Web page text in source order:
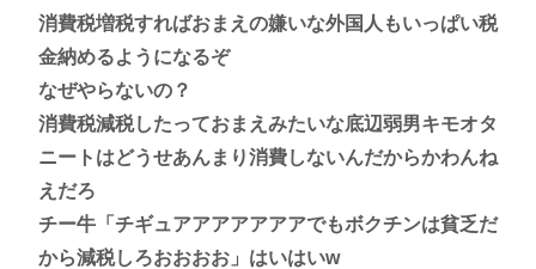
消費税増税すればおまえの嫌いな外国人もいっぱい税
金納めるようになるぞ
なぜやらないの？
消費税減税したっておまえみたいな底辺弱男キモオタ
ニートはどうせあんまり消費しないんだからかわんね
えだろ
チー牛「チギュアアアアアアアでもボクチンは貧乏だ
から減税しろおおおお」はいはいw